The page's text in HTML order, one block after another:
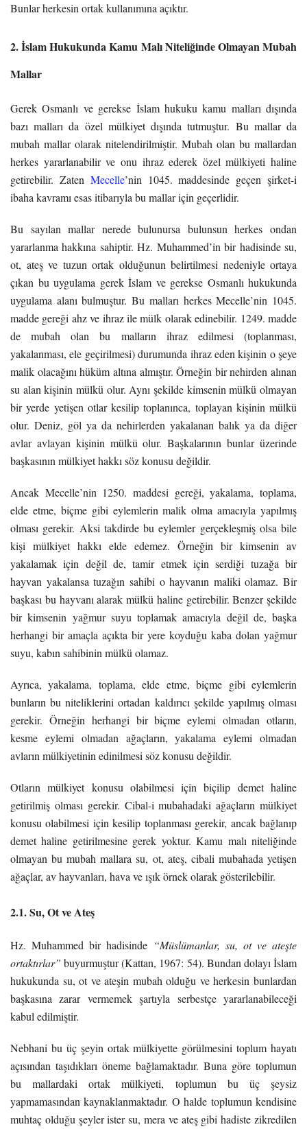
Bunlar herkesin ortak kullanımına açıktır.
2. İslam Hukukunda Kamu Malı Niteliğinde Olmayan Mubah
Mallar
Gerek Osmanlı ve gerekse İslam hukuku kamu malları dışında
bazı malları da özel mülkiyet dışında tutmuştur. Bu mallar da
mubah mallar olarak nitelendirilmiştir. Mubah olan bu mallardan
herkes yararlanabilir ve onu ihraz ederek özel mülkiyeti haline
getirebilir. Zaten Mecelle’nin 1045. maddesinde geçen şirket-i
ibaha kavramı esas itibarıyla bu mallar için geçerlidir.
Bu sayılan mallar nerede bulunursa bulunsun herkes ondan
yararlanma hakkına sahiptir. Hz. Muhammed’in bir hadisinde su,
ot, ateş ve tuzun ortak olduğunun belirtilmesi nedeniyle ortaya
çıkan bu uygulama gerek İslam ve gerekse Osmanlı hukukunda
uygulama alanı bulmuştur. Bu malları herkes Mecelle’nin 1045.
madde gereği ahz ve ihraz ile mülk olarak edinebilir. 1249. madde
de mubah olan bu malların ihraz edilmesi (toplanması,
yakalanması, ele geçirilmesi) durumunda ihraz eden kişinin o şeye
malik olacağını hüküm altına almıştır. Örneğin bir nehirden alınan
su alan kişinin mülkü olur. Aynı şekilde kimsenin mülkü olmayan
bir yerde yetişen otlar kesilip toplanınca, toplayan kişinin mülkü
olur. Deniz, göl ya da nehirlerden yakalanan balık ya da diğer
avlar avlayan kişinin mülkü olur. Başkalarının bunlar üzerinde
başkasının mülkiyet hakkı söz konusu değildir.
Ancak Mecelle’nin 1250. maddesi gereği, yakalama, toplama,
elde etme, biçme gibi eylemlerin malik olma amacıyla yapılmış
olması gerekir. Aksi takdirde bu eylemler gerçekleşmiş olsa bile
kişi mülkiyet hakkı elde edemez. Örneğin bir kimsenin av
yakalamak için değil de, tamir etmek için serdiği tuzağa bir
hayvan yakalansa tuzağın sahibi o hayvanın maliki olamaz. Bir
başkası bu hayvanı alarak mülkü haline getirebilir. Benzer şekilde
bir kimsenin yağmur suyu toplamak amacıyla değil de, başka
herhangi bir amaçla açıkta bir yere koyduğu kaba dolan yağmur
suyu, kabın sahibinin mülkü olamaz.
Ayrıca, yakalama, toplama, elde etme, biçme gibi eylemlerin
bunların bu niteliklerini ortadan kaldırıcı şekilde yapılmış olması
gerekir. Örneğin herhangi bir biçme eylemi olmadan otların,
kesme eylemi olmadan ağaçların, yakalama eylemi olmadan
avların mülkiyetinin edinilmesi söz konusu değildir.
Otların mülkiyet konusu olabilmesi için biçilip demet haline
getirilmiş olması gerekir. Cibal-i mubahadaki ağaçların mülkiyet
konusu olabilmesi için kesilip toplanması gerekir, ancak bağlanıp
demet haline getirilmesine gerek yoktur. Kamu malı niteliğinde
olmayan bu mubah mallara su, ot, ateş, cibali mubahada yetişen
ağaçlar, av hayvanları, hava ve ışık örnek olarak gösterilebilir.
2.1. Su, Ot ve Ateş
Hz. Muhammed bir hadisinde “Müslümanlar, su, ot ve ateşte
ortaktırlar”buyurmuştur (Kattan, 1967: 54). Bundan dolayı İslam
hukukunda su, ot ve ateşin mubah olduğu ve herkesin bunlardan
başkasına zarar vermemek şartıyla serbestçe yararlanabileceği
kabul edilmiştir.
Nebhani bu üç şeyin ortak mülkiyette görülmesini toplum hayatı
açısından taşıdıkları öneme bağlamaktadır. Buna göre toplumun
bu mallardaki ortak mülkiyeti, toplumun bu üç şeysiz
yapmamasından kaynaklanmaktadır. O halde toplumun kendisine
muhtaç olduğu şeyler ister su, mera ve ateş gibi hadiste zikredilen